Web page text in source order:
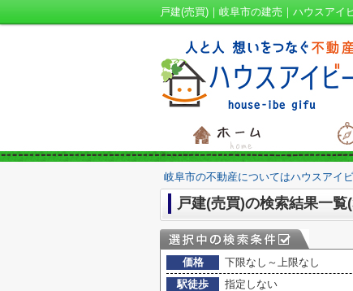
戸建(売買)｜岐阜市の建売｜ハウスアイ
岐阜市の不動産についてはハウスアイ
戸建(売買)の検索結果一覧
価格 下限なし～上限なし
駅徒歩
指定しない